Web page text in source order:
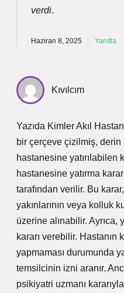
verdi.
Haziran 8, 2025 Yanıtla
Kıvılcım
Yazıda Kimler Akıl
bir çerçeve çizilmiş, derin
hastanesine yatırılabilen
hastanesine yatırma
tarafından verilir. Bu
yakınlarının veya kolluk
üzerine alınabilir. Ayrıca,
kararı verebilir. Hastanın
yapmaması durumunda
temsilcinin izni aranır.
psikiyatri uzmanı